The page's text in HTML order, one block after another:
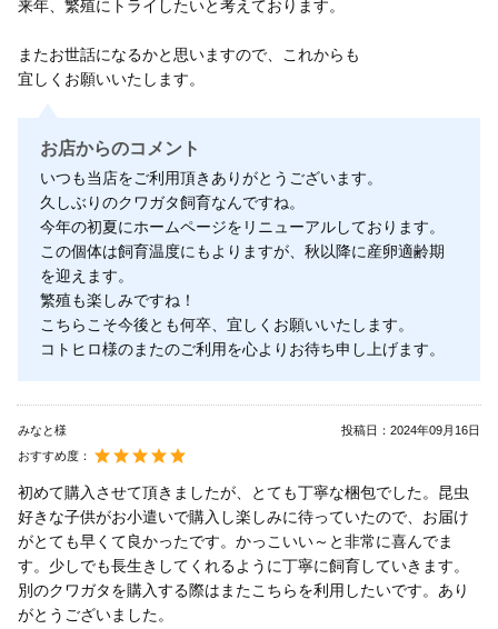
来年、繁殖にトライしたいと考えております。
またお世話になるかと思いますので、これからも
宜しくお願いいたします。
お店からのコメント
いつも当店をご利用頂きありがとうございます。
久しぶりのクワガタ飼育なんですね。
今年の初夏にホームページをリニューアルしております。
この個体は飼育温度にもよりますが、秋以降に産卵適齢期
を迎えます。
繁殖も楽しみですね！
こちらこそ今後とも何卒、宜しくお願いいたします。
コトヒロ様のまたのご利用を心よりお待ち申し上げます。
みなと様 投稿日： 2024年09月16日
おすすめ度：
初めて購入させて頂きましたが、とても丁寧な梱包でした。昆虫
好きな子供がお小遣いで購入し楽しみに待っていたので、お届け
がとても早くて良かったです。かっこいい～と非常に喜んでま
す。少しでも長生きしてくれるように丁寧に飼育していきます。
別のクワガタを購入する際はまたこちらを利用したいです。あり
がとうございました。